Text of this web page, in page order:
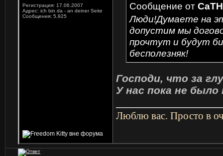
Регистрация: 17.06.2007
Адрес: ich bin da - an deiner Seite
Сообщения: 5,925
Сообщение от CaTH
Люди!Думаете на
допустим мы
прочтут и будут
бесполезняк!
Господи, что за
У нас пока не
Люблю вас. Просто в